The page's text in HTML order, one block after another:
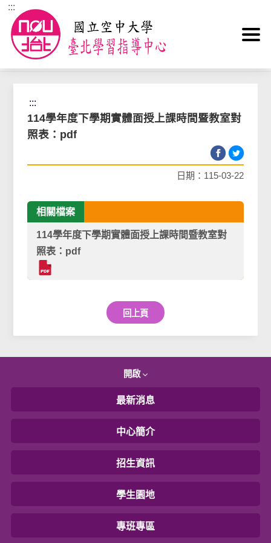
跳到主要內容區塊
:::
首頁>
:::
114學年度下學期實體面授上課時間暨教室對
照表：pdf
日期：115-03-22
相關檔案
114學年度下學期實體面授上課時間暨教室對
照表：pdf
回上頁
開啟
最新消息
中心簡介
招生資訊
學生園地
專班專區